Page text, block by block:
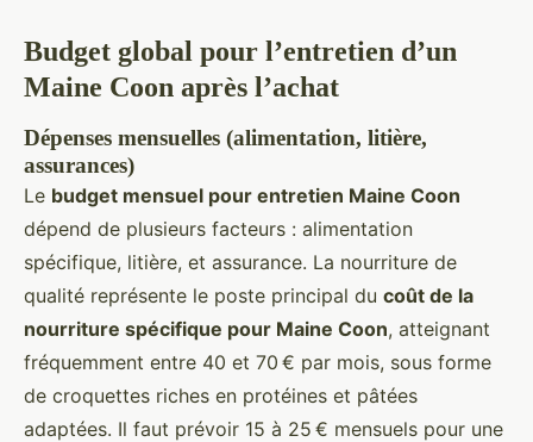
Budget global pour l’entretien d’un
Maine Coon après l’achat
Dépenses mensuelles (alimentation, litière,
assurances)
Le budget mensuel pour entretien Maine Coon
dépend de plusieurs facteurs : alimentation
spécifique, litière, et assurance. La nourriture de
qualité représente le poste principal du coût de la
nourriture spécifique pour Maine Coon, atteignant
fréquemment entre 40 et 70 € par mois, sous forme
de croquettes riches en protéines et pâtées
adaptées. Il faut prévoir 15 à 25 € mensuels pour une